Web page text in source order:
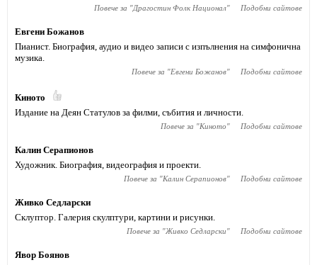
Повече за "Драгостин Фолк Национал" Подобни сайтове
Евгени Божанов
Пианист. Биография, аудио и видео записи с изпълнения на симфонична
музика.
Повече за "Евгени Божанов" Подобни сайтове
Киното
Издание на Деян Статулов за филми, събития и личности.
Повече за "Киното" Подобни сайтове
Калин Серапионов
Художник. Биография, видеография и проекти.
Повече за "Калин Серапионов" Подобни сайтове
Живко Седларски
Склуптор. Галерия скулптури, картини и рисунки.
Повече за "Живко Седларски" Подобни сайтове
Явор Боянов